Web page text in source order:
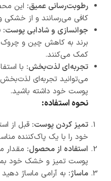
رطوبت‌رسانی عمیق: این
کافی می‌رسانند و از خشکی
جوانسازی و شادابی پوست:
برند به کاهش چین و چروک
کمک می‌کنند.
تجربه‌ای لذت‌بخش: با
می‌توانید تجربه‌ای
پوست خود داشته باشید.
نحوه استفاده:
تمیز کردن پوست: قبل از
خود را با یک پاک‌کننده
استفاده از محصول: مقدار
پوست تمیز و خشک خود
ماساژ: به آرامی ماساژ